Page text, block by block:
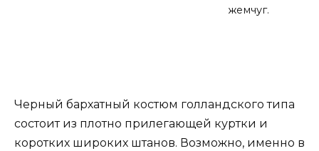
жемчуг.
Черный бархатный костюм голландского типа
состоит из плотно прилегающей куртки и
коротких широких штанов. Возможно, именно в